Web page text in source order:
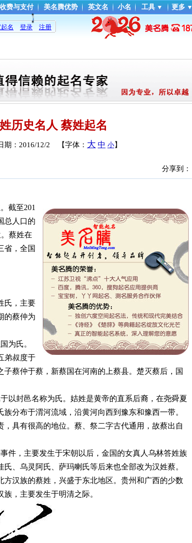
收费与支付 美名腾优势 英文名 小名 工具 ▼ 更多 ▼
名 登录 注册
历史名人 蔡姓起名
： 2016/12/2 【字体： 大 中 小 】
分享到：
截至201
总人口的
蔡姓在
省，全国
氏，主要
的蔡仲为
为氏。
弟叔度于
蔡仲于蔡，新蔡国在河南的上蔡县。楚灭蔡后，国
以封邑名称为氏。姞姓是黄帝的直系后裔，在尧舜夏
分布于渭河流域，沿黄河向西到豫东和豫西一带。
具有很高的地位。蔡、祭二字古代通用，故蔡出自
件，主要发生于宋朝以后，金国的女真人乌林答姓族
、乌灵阿氏、萨玛喇氏等后来也全部改为汉姓蔡。
汉族的蔡姓，兴盛于东北地区。贵州和广西的少数
，主要发生于明清之际。